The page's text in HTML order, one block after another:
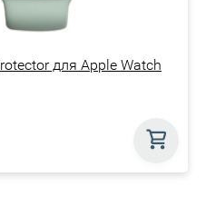
для Apple Watch